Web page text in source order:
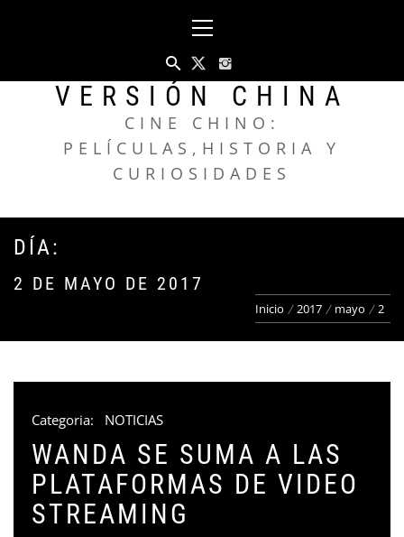
principal
VERSIÓN CHINA
CINE CHINO:
PELÍCULAS,HISTORIA Y
CURIOSIDADES
DÍA:
2 DE MAYO DE 2017
Inicio 2017 mayo 2
Categoria: NOTICIAS
WANDA SE SUMA A LAS
PLATAFORMAS DE VIDEO
STREAMING